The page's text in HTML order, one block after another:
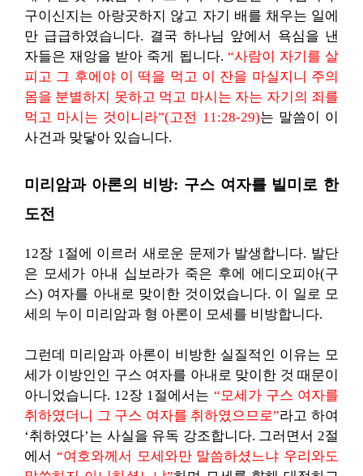
구이신지는 아랑곳하지 않고 자기 배를 채우는 일에
만 급급하였습니다. 결국 하나님 앞에서 욕심을 낸
자들은 재앙을 받아 죽게 됩니다. “사람이 자기를 살
피고 그 후에야 이 떡을 먹고 이 잔을 마실지니 주의
몸을 분별하지 못하고 먹고 마시는 자는 자기의 죄를
먹고 마시는 것이니라”(고전 11:28-29)는 말씀이 이
사건과 맞닿아 있습니다.
미리암과 아론의 비방: 구스 여자를 빌미로 한
도전
12장 1절에 이르러 새로운 문제가 발생합니다. 발단
은 모세가 아내 십보라가 죽은 후에 에디오피아(구
스) 여자를 아내로 맞이한 것이었습니다. 이 일로 모
세의 누이 미리암과 형 아론이 모세를 비방합니다.
그런데 미리암과 아론이 비방한 실질적인 이유는 모
세가 이방인인 구스 여자를 아내로 맞이한 것 때문이
아니었습니다. 12장 1절에서는 “모세가 구스 여자를
취하였더니 그 구스 여자를 취하였으므로”라고 하여
‘취하였다’는 사실을 유독 강조합니다. 그러면서 2절
에서 “여호와께서 모세와만 말씀하셨느냐 우리와도